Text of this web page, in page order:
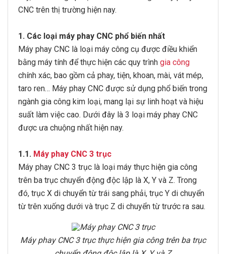
CNC trên thị trường hiện nay.
1. Các loại máy phay CNC phổ biến nhất
Máy phay CNC là loại máy công cụ được điều khiển
bằng máy tính để thực hiện các quy trình gia công
chính xác, bao gồm cả phay, tiện, khoan, mài, vát mép,
taro ren… Máy phay CNC được sử dụng phổ biến trong
ngành gia công kim loại, mang lại sự linh hoạt và hiệu
suất làm việc cao. Dưới đây là 3 loại máy phay CNC
được ưa chuộng nhất hiện nay.
1.1. Máy phay CNC 3 trục
Máy phay CNC 3 trục là loại máy thực hiện gia công
trên ba trục chuyển động độc lập là X, Y và Z. Trong
đó, trục X di chuyển từ trái sang phải, trục Y di chuyển
từ trên xuống dưới và trục Z di chuyển từ trước ra sau.
Máy phay CNC 3 trục thực hiện gia công trên ba trục